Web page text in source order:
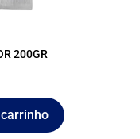
200GR